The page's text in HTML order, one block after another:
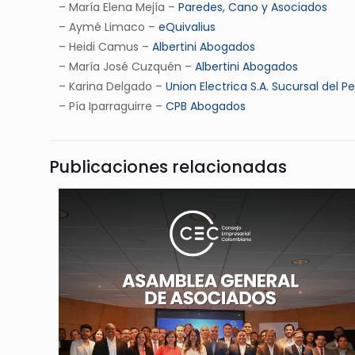
– ⁠María Elena Mejía –Paredes, Cano y Asociados
– Aymé Limaco –eQuivalius
– ⁠Heidi Camus –Albertini Abogados
– ⁠María José Cuzquén –Albertini Abogados
– Karina Delgado –Union Electrica S.A. Sucursal del
– ⁠Pía Iparraguirre –CPB Abogados
Publicaciones relacionadas